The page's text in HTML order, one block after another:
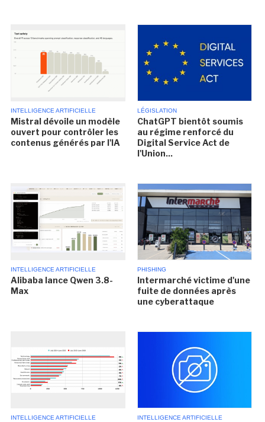
INTELLIGENCE ARTIFICIELLE
Mistral dévoile un modèle
ouvert pour contrôler les
contenus générés par l'IA
LÉGISLATION
ChatGPT bientôt soumis
au régime renforcé du
Digital Service Act de
l'Union...
INTELLIGENCE ARTIFICIELLE
Alibaba lance Qwen 3.8-
Max
PHISHING
Intermarché victime d'une
fuite de données après
une cyberattaque
INTELLIGENCE ARTIFICIELLE INTELLIGENCE ARTIFICIELLE